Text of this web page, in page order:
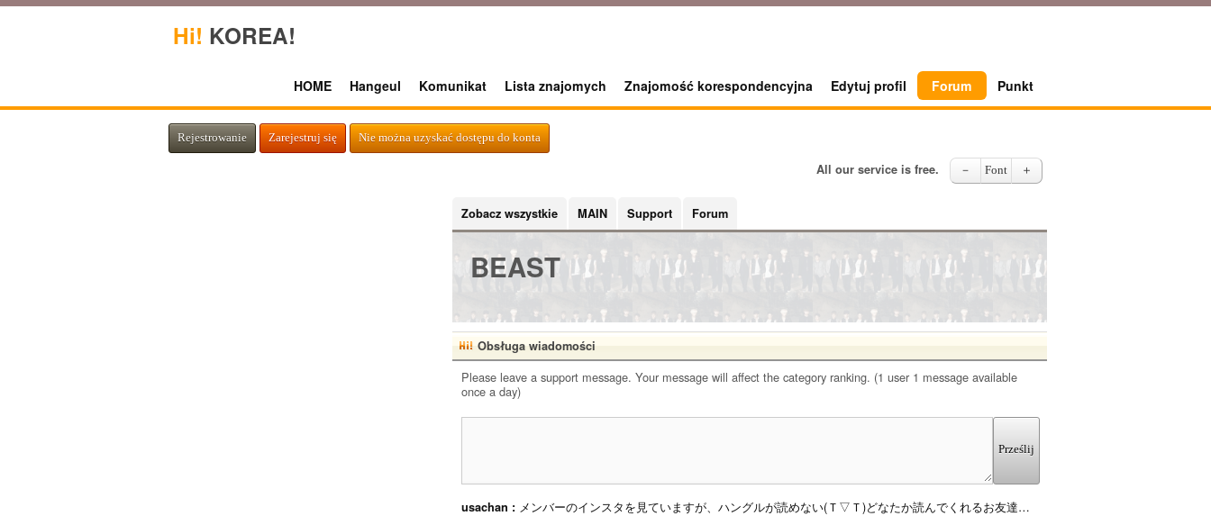
Hi! KOREA!
HOME Hangeul Komunikat Lista znajomych Znajomość korespondencyjna Edytuj profil Forum Punkt
Rejestrowanie Zarejestruj się Nie można uzyskać dostępu do konta
All our service is free. － Font ＋
Zobacz wszystkie MAIN Support Forum
BEAST
Obsługa wiadomości
Please leave a support message. Your message will affect the category ranking. (1 user 1 message available
once a day)
Prześlij
usachan : メンバーのインスタを見ていますが、ハングルが読めない(Ｔ▽Ｔ)どなたか読んでくれるお友達を探したいです。ジュンヒョン大好き。 (